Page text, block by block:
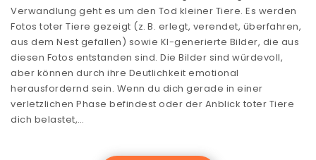
Verwandlung geht es um den Tod kleiner Tiere. Es werden
Fotos toter Tiere gezeigt (z. B. erlegt, verendet, überfahren,
aus dem Nest gefallen) sowie KI-generierte Bilder, die aus
diesen Fotos entstanden sind. Die Bilder sind würdevoll,
aber können durch ihre Deutlichkeit emotional
herausfordernd sein. Wenn du dich gerade in einer
verletzlichen Phase befindest oder der Anblick toter Tiere
dich belastet,…